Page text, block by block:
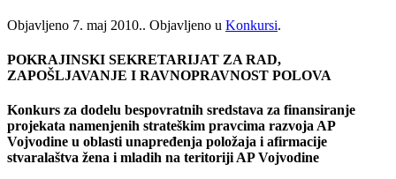
Objavljeno 7. maj 2010.. Objavljeno u Konkursi.
POKRAJINSKI SEKRETARIJAT ZA RAD,
ZAPOŠLJAVANJE I RAVNOPRAVNOST POLOVA
Konkurs za dodelu bespovratnih sredstava za finansiranje
projekata namenjenih strateškim pravcima razvoja AP
Vojvodine u oblasti unapređenja položaja i afirmacije
stvaralaštva žena i mladih na teritoriji AP Vojvodine